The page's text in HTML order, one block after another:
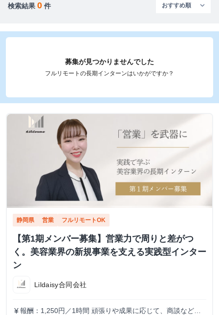
検索結果 0 件
募集が見つかりませんでした
フルリモートの長期インターンはいかがですか？
静岡県 営業 フルリモートOK
【第1期メンバー募集】営業力で周りと差がつ
く。美容業界の新規事業を支える実践型インター
ン
Lildaisy合同会社
currency_yen 報酬：1,250円／1時間 頑張りや成果に応じて、商談などよ